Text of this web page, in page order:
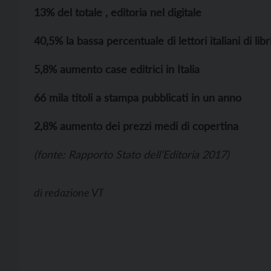
13% del totale , editoria nel digitale
40,5% la bassa percentuale di lettori italiani di
5,8% aumento case editrici in Italia
66 mila titoli a stampa pubblicati in un anno
2,8% aumento dei prezzi medi di copertina
(fonte: Rapporto Stato dell’Editoria 2017)
di redazione VT